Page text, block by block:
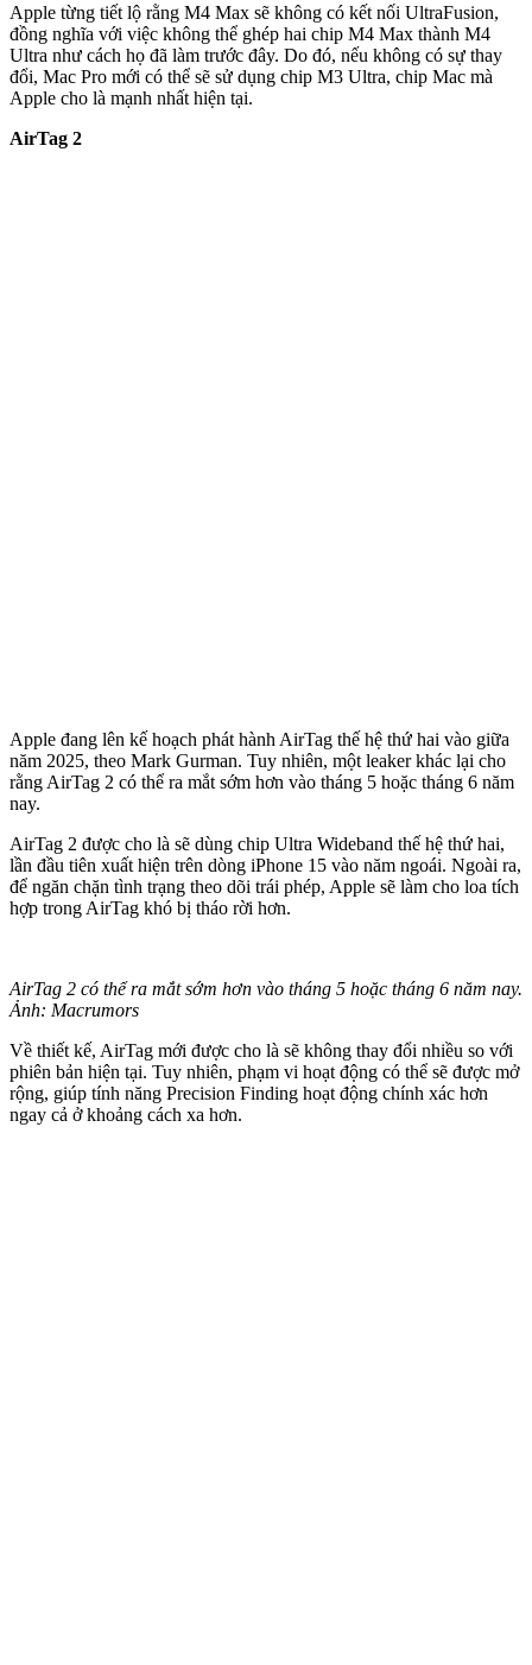
Apple từng tiết lộ rằng M4 Max sẽ không có kết nối UltraFusion,
đồng nghĩa với việc không thể ghép hai chip M4 Max thành M4
Ultra như cách họ đã làm trước đây. Do đó, nếu không có sự thay
đổi, Mac Pro mới có thể sẽ sử dụng chip M3 Ultra, chip Mac mà
Apple cho là mạnh nhất hiện tại.
AirTag 2
Apple đang lên kế hoạch phát hành AirTag thế hệ thứ hai vào giữa
năm 2025, theo Mark Gurman. Tuy nhiên, một leaker khác lại cho
rằng AirTag 2 có thể ra mắt sớm hơn vào tháng 5 hoặc tháng 6 năm
nay.
AirTag 2 được cho là sẽ dùng chip Ultra Wideband thế hệ thứ hai,
lần đầu tiên xuất hiện trên dòng iPhone 15 vào năm ngoái. Ngoài ra,
để ngăn chặn tình trạng theo dõi trái phép, Apple sẽ làm cho loa tích
hợp trong AirTag khó bị tháo rời hơn.
AirTag 2 có thể ra mắt sớm hơn vào tháng 5 hoặc tháng 6 năm nay.
Ảnh: Macrumors
Về thiết kế, AirTag mới được cho là sẽ không thay đổi nhiều so với
phiên bản hiện tại. Tuy nhiên, phạm vi hoạt động có thể sẽ được mở
rộng, giúp tính năng Precision Finding hoạt động chính xác hơn
ngay cả ở khoảng cách xa hơn.